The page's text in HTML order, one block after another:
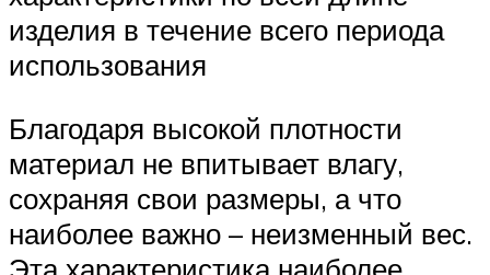
изделия в течение всего периода
использования
Благодаря высокой плотности
материал не впитывает влагу,
сохраняя свои размеры, а что
наиболее важно – неизменный вес.